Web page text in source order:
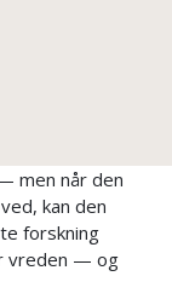
men når den
kan den
forskning
vreden — og